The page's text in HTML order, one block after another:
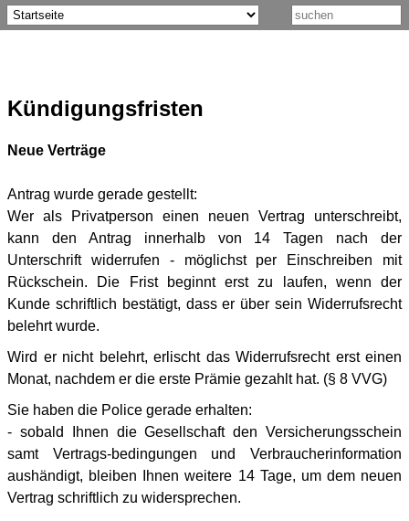
Kündigungsfristen
Neue Verträge
Antrag wurde gerade gestellt:
Wer als Privatperson einen neuen Vertrag unterschreibt,
kann den Antrag innerhalb von 14 Tagen nach der
Unterschrift widerrufen - möglichst per Einschreiben mit
Rückschein. Die Frist beginnt erst zu laufen, wenn der
Kunde schriftlich bestätigt, dass er über sein Widerrufsrecht
belehrt wurde.
Wird er nicht belehrt, erlischt das Widerrufsrecht erst einen
Monat, nachdem er die erste Prämie gezahlt hat. (§ 8 VVG)
Sie haben die Police gerade erhalten:
- sobald Ihnen die Gesellschaft den Versicherungsschein
samt Vertrags-bedingungen und Verbraucherinformation
aushändigt, bleiben Ihnen weitere 14 Tage, um dem neuen
Vertrag schriftlich zu widersprechen.